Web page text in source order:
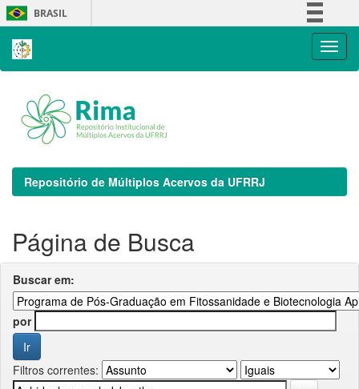
Skip
navigation
BRASIL
Repositório de Múltiplos Acervos da UFRRJ
Página de Busca
Buscar em:
por
Filtros correntes: